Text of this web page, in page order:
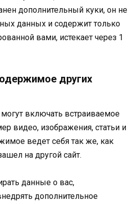
дополнительный куки, он не
данных и содержит только
вами, истекает через 1
других
могут включать встраиваемое
видео, изображения, статьи и
ведет себя так же, как
на другой сайт.
данные о вас,
дополнительное